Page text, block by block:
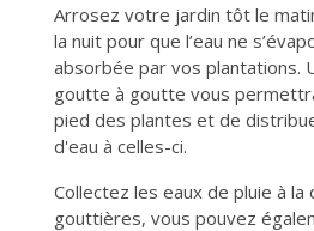
Arrosez votre jardin tôt le
la nuit pour que l’eau ne
absorbée par vos plantations.
goutte à goutte vous
pied des plantes et de
d'eau à celles-ci.
Collectez les eaux de pluie à la
gouttières, vous pouvez